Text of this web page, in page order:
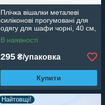
Плічка вішалки металеві
силіконові прогумовані для
одягу для шафи чорні, 40 см,
10 шт
В наявності
295 ₴/упаковка
Купити
Найтовщі!